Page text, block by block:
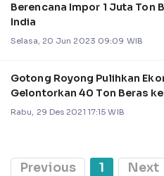
Berencana Impor 1 Juta Ton
India
Selasa, 20 Jun 2023 09:09 WIB
Gotong Royong Pulihkan
Gelontorkan 40 Ton Beras
Rabu, 29 Des 2021 17:15 WIB
Previous 1 Next